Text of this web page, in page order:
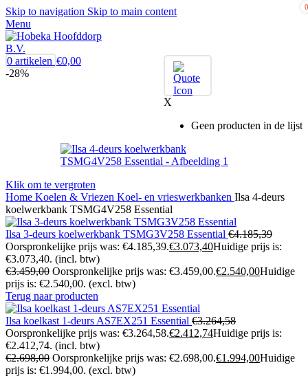
Skip to navigation Skip to main content
Menu
0
X
Geen producten in de lijst
0 artikelen €0,00
-28%
Klik om te vergroten
Home Koelen & Vriezen Koel- en vrieswerkbanken Ilsa 4-deurs
koelwerkbank TSMG4V258 Essential
Ilsa 3-deurs koelwerkbank TSMG3V258 Essential €4.185,39
Oorspronkelijke prijs was: €4.185,39.€3.073,40Huidige prijs is:
€3.073,40. (incl. btw)
€3.459,00 Oorspronkelijke prijs was: €3.459,00.€2.540,00Huidige
prijs is: €2.540,00. (excl. btw)
Terug naar producten
Ilsa koelkast 1-deurs AS7EX251 Essential €3.264,58
Oorspronkelijke prijs was: €3.264,58.€2.412,74Huidige prijs is:
€2.412,74. (incl. btw)
€2.698,00 Oorspronkelijke prijs was: €2.698,00.€1.994,00Huidige
prijs is: €1.994,00. (excl. btw)